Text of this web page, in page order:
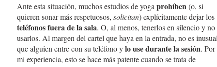
Ante esta situación, muchos estudios de yogaprohíben(o, si
quieren sonar más respetuosos, solicitan) explícitamente dejar los
teléfonos fuera de la sala. O, al menos, tenerlos en silencio y no
usarlos. Al margen del cartel que haya en la entrada, no es
que alguien entre con su teléfono ylo use durante la sesión. Por
mi experiencia, esto se hace más patente cuando se trata de